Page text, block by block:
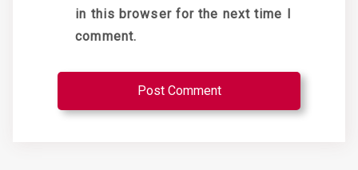
in this browser for the next time I
comment.